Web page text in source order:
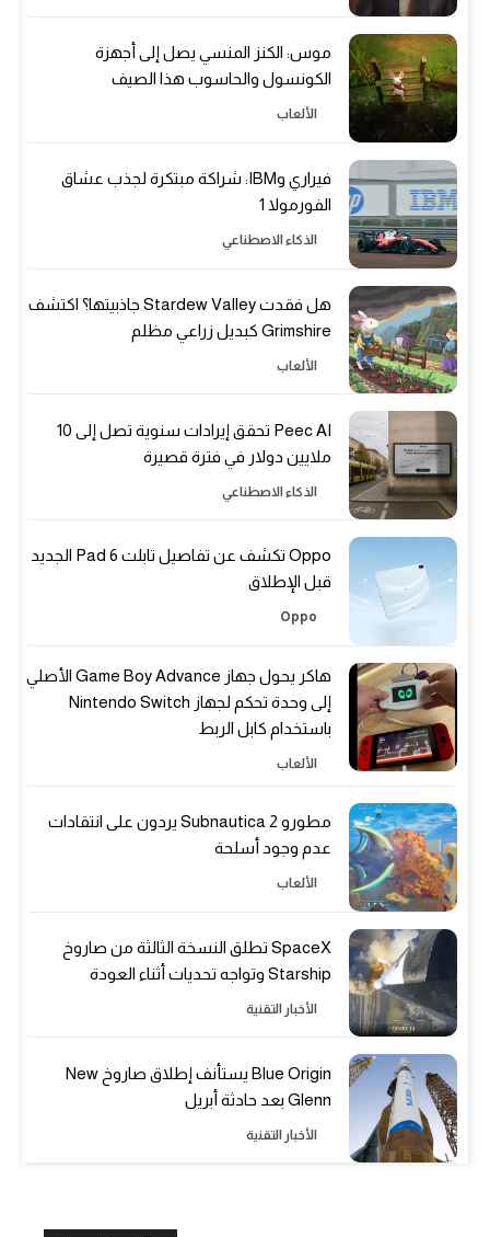
موس: الكنز المنسي يصل إلى أجهزة
الكونسول والحاسوب هذا الصيف
الألعاب
فيراري وIBM: شراكة مبتكرة لجذب عشاق
الفورمولا 1
الذكاء الاصطناعي
هل فقدت Stardew Valley جاذبيتها؟ اكتشف
Grimshire كبديل زراعي مظلم
الألعاب
Peec AI تحقق إيرادات سنوية تصل إلى 10
ملايين دولار في فترة قصيرة
الذكاء الاصطناعي
Oppo تكشف عن تفاصيل تابلت Pad 6 الجديد
قبل الإطلاق
Oppo
هاكر يحول جهاز Game Boy Advance الأصلي
إلى وحدة تحكم لجهاز Nintendo Switch
باستخدام كابل الربط
الألعاب
مطورو Subnautica 2 يردون على انتقادات
عدم وجود أسلحة
الألعاب
SpaceX تطلق النسخة الثالثة من صاروخ
Starship وتواجه تحديات أثناء العودة
الأخبار التقنية
Blue Origin يستأنف إطلاق صاروخ New
Glenn بعد حادثة أبريل
الأخبار التقنية